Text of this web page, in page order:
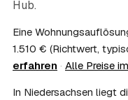
genaue Anrechnung
09
Muss ich bei der
sein?
Nicht zwingend.
laufen nach
wenn Sie weiter
Hub.
Eine
1.510 € (Richtwert,
erfahren · Alle Preise
In Niedersachsen liegt